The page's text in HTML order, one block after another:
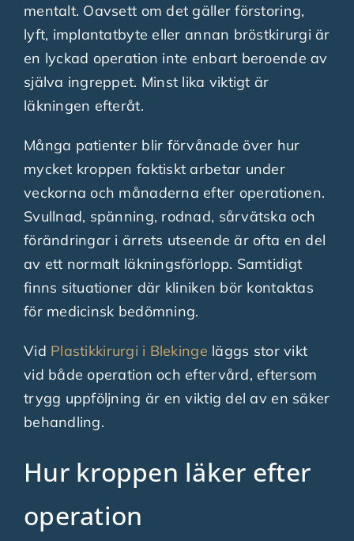
mentalt. Oavsett om det gäller förstoring,
lyft, implantatbyte eller annan bröstkirurgi är
en lyckad operation inte enbart beroende av
själva ingreppet. Minst lika viktigt är
läkningen efteråt.
Många patienter blir förvånade över hur
mycket kroppen faktiskt arbetar under
veckorna och månaderna efter operationen.
Svullnad, spänning, rodnad, sårvätska och
förändringar i ärrets utseende är ofta en del
av ett normalt läkningsförlopp. Samtidigt
finns situationer där kliniken bör kontaktas
för medicinsk bedömning.
Vid Plastikkirurgi i Blekinge läggs stor vikt
vid både operation och eftervård, eftersom
trygg uppföljning är en viktig del av en säker
behandling.
Hur kroppen läker efter
operation